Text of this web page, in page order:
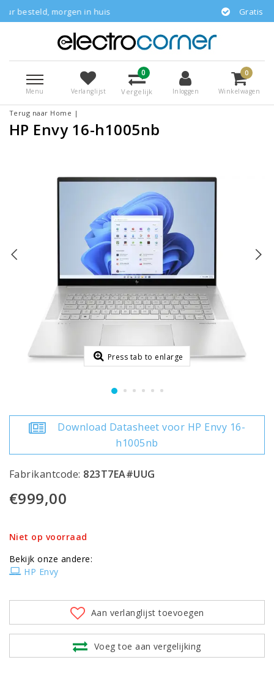
in huis Gratis bezorgd
Menu Verlanglijst
0
Vergelijk Inloggen
0
Winkelwagen
Terug naar Home |
HP Envy 16-h1005nb
Press tab to enlarge
Download Datasheet voor HP Envy 16-
h1005nb
Fabrikantcode: 823T7EA#UUG
€999,00
Niet op voorraad
Bekijk onze andere:
HP Envy
Aan verlanglijst toevoegen
Voeg toe aan vergelijking